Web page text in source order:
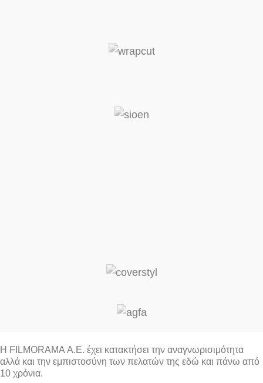
Η FILMORAMA Α.Ε. έχει κατακτήσει την αναγνωρισιμότητα
αλλά και την εμπιστοσύνη των πελατών της εδώ και πάνω από
10 χρόνια.